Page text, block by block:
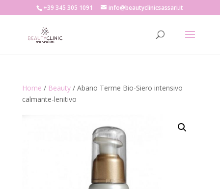
+39 345 305 1091 info@beautyclinicsassari.it
Home / Beauty/ Abano Terme Bio-Siero intensivo
calmante-lenitivo